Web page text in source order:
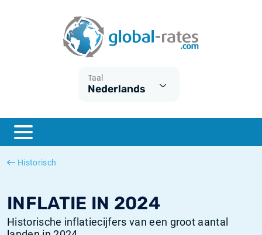
Taal
Nederlands
Historisch
INFLATIE IN 2024
Historische inflatiecijfers van een groot aantal
ESTER
SONIA
Wat is CPI inflatie?
Wat is HICP inflatie?
Nederlandse inflatie - CPI
Amerikaanse inflatie - CPI
Euribor historie
SOFR historie
TONAR historie
Inflatiecalculator